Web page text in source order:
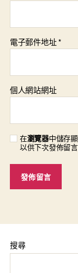
電子郵件地址*
個人網站網址
在瀏覽器中儲存
以供下次發佈留
搜尋